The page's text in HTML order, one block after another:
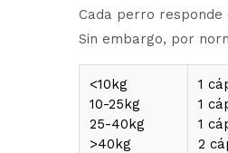
Cada perro
Sin embargo, por
<10kg
10-25kg
25-40kg
>40kg
1
1
1
2